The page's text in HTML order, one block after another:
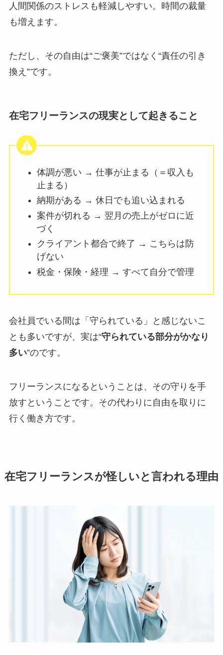
人間関係のストレスも軽減しやすい。時間の裁量
も増えます。
ただし、その自由は“ご褒美”ではなく“責任の引き
換え”です。
在宅フリーランスの現実として起きること
体調が悪い → 仕事が止まる（＝収入も
止まる）
納期がある → 休日でも追い込まれる
案件が切れる → 翌月の売上がゼロに近
づく
クライアント都合で終了 → こちらは防
げない
税金・保険・経理 → すべて自分で管理
会社員でいる間は「守られている」と感じないこ
とも多いですが、実は“守られている部分がかなり
多い”のです。
フリーランスになるということは、その守りを手
放すということです。その代わりに自由を取りに
行く働き方です。
在宅フリーランスが怪しいと言われる理由